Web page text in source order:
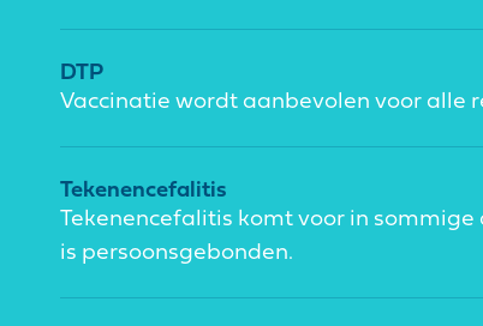
DTP
Vaccinatie wordt aanbevolen voor alle
Tekenencefalitis
Tekenencefalitis komt voor in
is persoonsgebonden.